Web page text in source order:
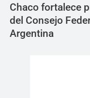
Chaco fortalece
del Consejo
Argentina